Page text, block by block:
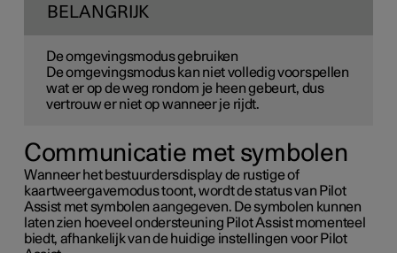
BELANGRIJK
De omgevingsmodus gebruiken
De omgevingsmodus kan niet volledig voorspellen
wat er op de weg rondom je heen gebeurt, dus
vertrouw er niet op wanneer je rijdt.
Communicatie met symbolen
Wanneer het bestuurdersdisplay de rustige of
kaartweergavemodus toont, wordt de status van Pilot
Assist met symbolen aangegeven. De symbolen kunnen
laten zien hoeveel ondersteuning Pilot Assist momenteel
biedt, afhankelijk van de huidige instellingen voor Pilot